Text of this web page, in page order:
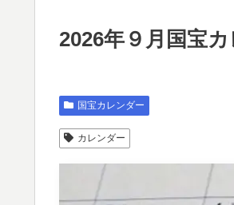
2026年９月国宝
国宝カレンダー
カレンダー